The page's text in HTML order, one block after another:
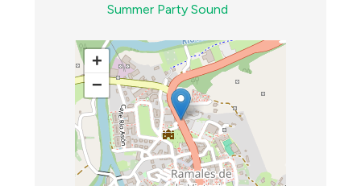
Summer Party Sound
+
−